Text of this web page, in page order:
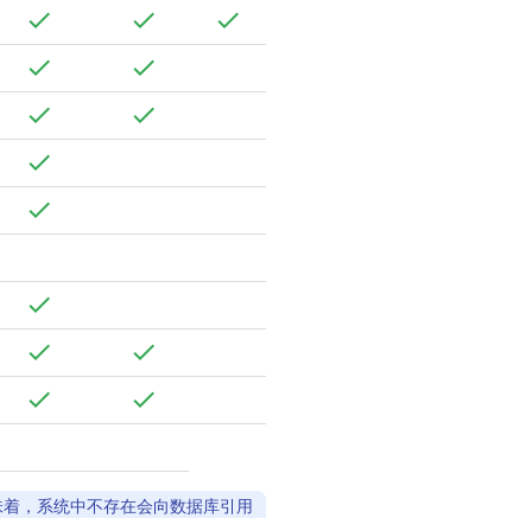
，系统中不存在会向数据库引用